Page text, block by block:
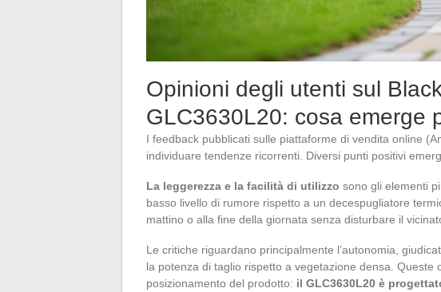
Opinioni degli utenti sul
GLC3630L20: cosa emerge
I feedback pubblicati sulle piattaforme di vendita online
individuare tendenze ricorrenti. Diversi punti positivi
La leggerezza e la facilità di utilizzo sono gli elementi
basso livello di rumore rispetto a un decespugliatore
mattino o alla fine della giornata senza disturbare il
Le critiche riguardano principalmente l’autonomia,
la potenza di taglio rispetto a vegetazione densa. Queste
posizionamento del prodotto: il GLC3630L20 è